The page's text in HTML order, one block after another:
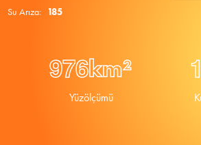
Su Arıza: 185
976km²
Yüzölçümü